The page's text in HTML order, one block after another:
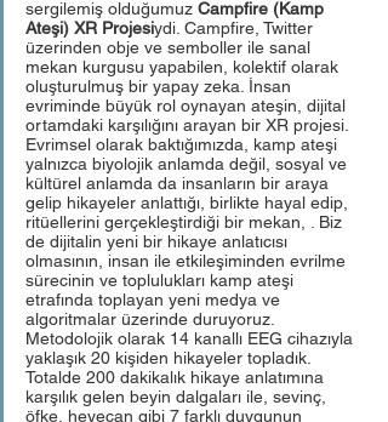
sergilemiş olduğumuz Campfire (Kamp
Ateşi) XR Projesiydi. Campfire, Twitter
üzerinden obje ve semboller ile sanal
mekan kurgusu yapabilen, kolektif olarak
oluşturulmuş bir yapay zeka. İnsan
evriminde büyük rol oynayan ateşin, dijital
ortamdaki karşılığını arayan bir XR projesi.
Evrimsel olarak baktığımızda, kamp ateşi
yalnızca biyolojik anlamda değil, sosyal ve
kültürel anlamda da insanların bir araya
gelip hikayeler anlattığı, birlikte hayal edip,
ritüellerini gerçekleştirdiği bir mekan, . Biz
de dijitalin yeni bir hikaye anlatıcısı
olmasının, insan ile etkileşiminden evrilme
sürecinin ve toplulukları kamp ateşi
etrafında toplayan yeni medya ve
algoritmalar üzerinde duruyoruz.
Metodolojik olarak 14 kanallı EEG cihazıyla
yaklaşık 20 kişiden hikayeler topladık.
Totalde 200 dakikalık hikaye anlatımına
karşılık gelen beyin dalgaları ile, sevinç,
öfke, heyecan gibi 7 farklı duygunun